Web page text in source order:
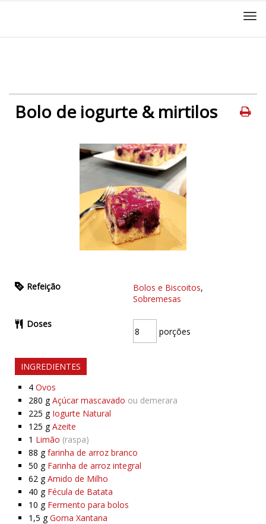
Bolo de iogurte & mirtilos
Refeição Bolos e Biscoitos,
Sobremesas
Doses
porções
INGREDIENTES
4 Ovos
280 g Açúcar mascavado ou demerara
225 g Iogurte Natural
125 g Azeite
1 Limão (raspa)
88 g farinha de arroz branco
50 g Farinha de arroz integral
62 g Amido de Milho
40 g Fécula de Batata
10 g Fermento para bolos
1,5 g Goma Xantana